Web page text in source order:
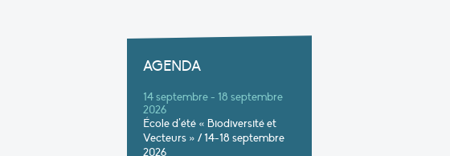
AGENDA
14 septembre - 18 septembre
2026
École d’été « Biodiversité et
Vecteurs » / 14-18 septembre
2026